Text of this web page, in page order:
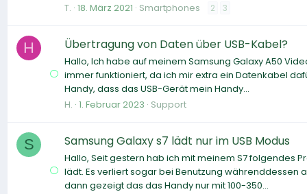
T. 18. März 2021 Smartphones 2 3
H Übertragung von Daten über USB-Kabel?
Hallo, Ich habe auf meinem Samsung Galaxy A50
immer funktioniert, da ich mir extra ein Datenkabel
Handy, dass das USB-Gerät mein Handy...
H. 1. Februar 2023 Support
S Samsung Galaxy s7 lädt nur im USB Modus
Hallo, Seit gestern hab ich mit meinem S7 folgendes
lädt. Es verliert sogar bei Benutzung währenddessen
dann gezeigt das das Handy nur mit 100-350...